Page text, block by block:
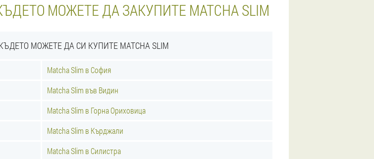
МОЖЕТЕ ДА ЗАКУПИТЕ MATCHA SLIM
МОЖЕТЕ ДА СИ КУПИТЕ MATCHA SLIM
Matcha Slim в София
Matcha Slim във Видин
Matcha Slim в Горна Ориховица
Matcha Slim в Кърджали
Matcha Slim в Силистра